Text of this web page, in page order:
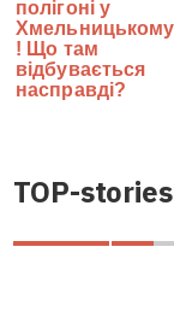
TOP-stories